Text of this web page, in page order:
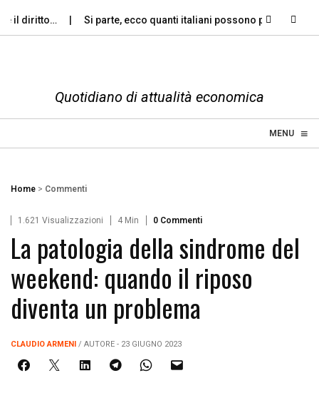
diritto… Si parte, ecco quanti italiani possono permettersi le…
Quotidiano di attualità economica
MENU ≡
☰
Home > Commenti
1.621 Visualizzazioni 4 Min 0 Commenti
La patologia della sindrome del
weekend: quando il riposo
diventa un problema
CLAUDIO ARMENI / AUTORE - 23 GIUGNO 2023